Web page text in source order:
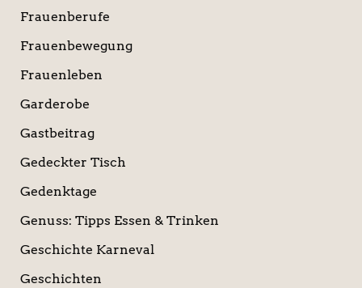
Frauenberufe
Frauenbewegung
Frauenleben
Garderobe
Gastbeitrag
Gedeckter Tisch
Gedenktage
Genuss: Tipps Essen & Trinken
Geschichte Karneval
Geschichten